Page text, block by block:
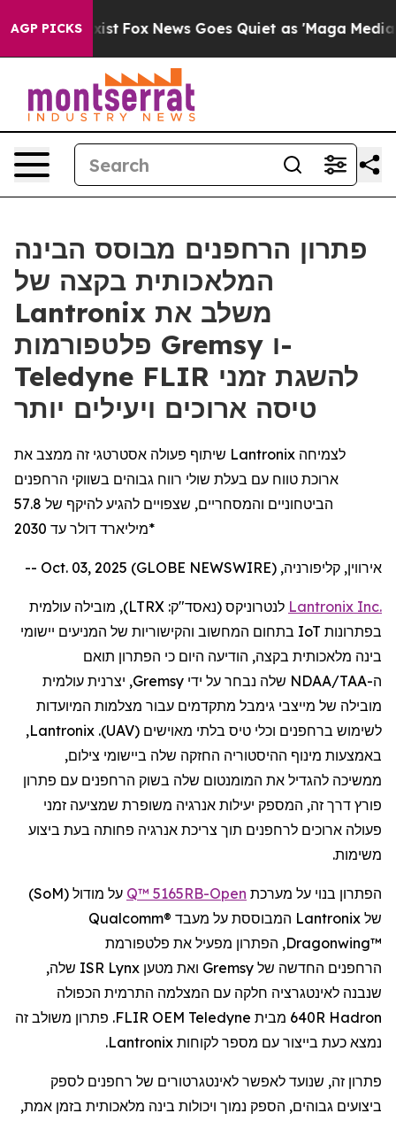
AGP PICKS
Exist Fox News Goes Quiet as 'Maga Media
פתרון הרחפנים מבוסס הבינה
המלאכותית בקצה של
Lantronix משלב את
פלטפורמות Gremsy ו-
Teledyne FLIR להשגת זמני
טיסה ארוכים ויעילים יותר
שיתוף פעולה אסטרטגי זה ממצב את Lantronix לצמיחה
ארוכת טווח עם בעלת שולי רווח גבוהים בשווקי הרחפנים
הביטחוניים והמסחריים, שצפויים להגיע להיקף של 57.8
מיליארד דולר עד 2030*
אירווין, קליפורניה, Oct. 03, 2025 (GLOBE NEWSWIRE) --
Lantronix Inc. לנטרוניקס (נאסד"ק: LTRX), מובילה עולמית
בפתרונות IoT בתחום המחשוב והקישוריות של המניעים יישומי
בינה מלאכותית בקצה, הודיעה היום כי הפתרון תואם
ה-
NDAA/TAA שלה נבחר על ידי Gremsy, יצרנית עולמית
מובילה של מייצבי גימבל מתקדמים עבור מצלמות המיועדות
לשימוש ברחפנים וכלי טיס בלתי מאוישים (UAV
).
Lantronix
,
באמצעות מינוף ההיסטוריה החזקה שלה ביישומי צילום,
ממשיכה להגדיל את המומנטום שלה בשוק הרחפנים עם פתרון
פורץ דרך זה, המספק יעילות אנרגיה משופרת שמציעה זמני
פעולה ארוכים לרחפנים תוך צריכת אנרגיה פחותה בעת ביצוע
משימות.
הפתרון בנוי על מערכת Open
-Q™ 5165RB על מודול (SoM
)
של Lantronix המבוססת על מעבד Qualcomm®
Dragonwing™, הפתרון מפעיל את פלטפורמת
הרחפנים החדשה של Gremsy ואת מטען Lynx
ISR שלה,
שנבנה לאינטגרציה חלקה עם המצלמה התרמית הכפולה
Hadron
Teledyne
FLIR OEM. פתרון משולב זה
נמצא כעת בייצור עם מספר לקוחות Lantronix
.
פתרון זה, שנועד לאפשר לאינטגרטורים של רחפנים לספק
ביצועים גבוהים, הספק נמוך ויכולות בינה מלאכותית בזמן אמת,